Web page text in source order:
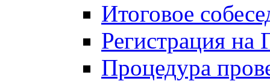
Итоговое
Регистрация
Процедура